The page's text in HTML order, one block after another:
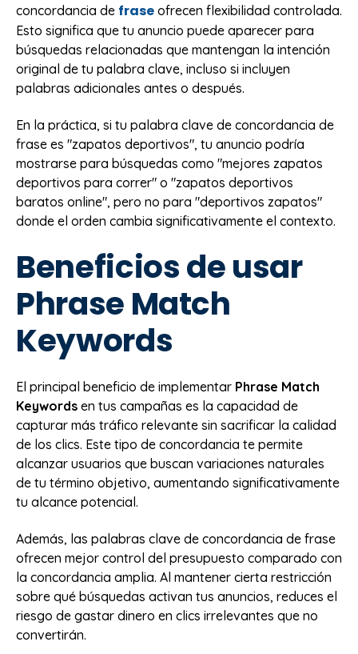
concordancia de frase ofrecen flexibilidad controlada.
Esto significa que tu anuncio puede aparecer para
búsquedas relacionadas que mantengan la intención
original de tu palabra clave, incluso si incluyen
palabras adicionales antes o después.
En la práctica, si tu palabra clave de concordancia de
frase es "zapatos deportivos", tu anuncio podría
mostrarse para búsquedas como "mejores zapatos
deportivos para correr" o "zapatos deportivos
baratos online", pero no para "deportivos zapatos"
donde el orden cambia significativamente el contexto.
Beneficios de usar
Phrase Match
Keywords
El principal beneficio de implementar Phrase Match
Keywords en tus campañas es la capacidad de
capturar más tráfico relevante sin sacrificar la calidad
de los clics. Este tipo de concordancia te permite
alcanzar usuarios que buscan variaciones naturales
de tu término objetivo, aumentando significativamente
tu alcance potencial.
Además, las palabras clave de concordancia de frase
ofrecen mejor control del presupuesto comparado con
la concordancia amplia. Al mantener cierta restricción
sobre qué búsquedas activan tus anuncios, reduces el
riesgo de gastar dinero en clics irrelevantes que no
convertirán.